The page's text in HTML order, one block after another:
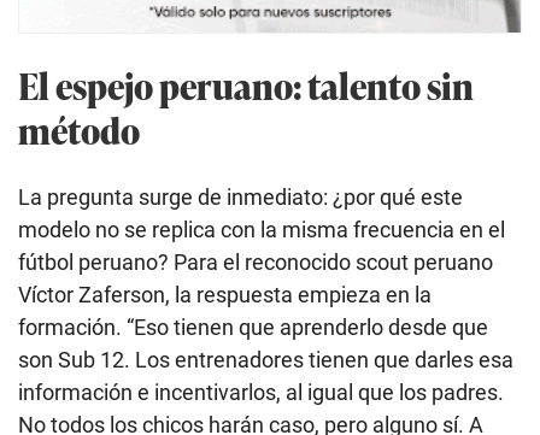
El espejo peruano: talento sin
método
La pregunta surge de inmediato: ¿por qué este
modelo no se replica con la misma frecuencia en el
fútbol peruano? Para el reconocido scout peruano
Víctor Zaferson, la respuesta empieza en la
formación. “Eso tienen que aprenderlo desde que
son Sub 12. Los entrenadores tienen que darles esa
información e incentivarlos, al igual que los padres.
No todos los chicos harán caso, pero alguno sí. A